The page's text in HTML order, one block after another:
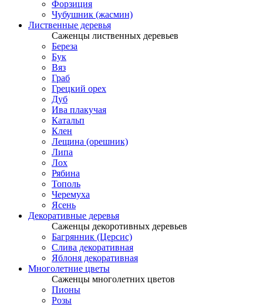
Форзиция
Чубушник (жасмин)
Лиственные деревья
Саженцы лиственных деревьев
Береза
Бук
Вяз
Граб
Грецкий орех
Дуб
Ива плакучая
Катальп
Клен
Лещина (орешник)
Липа
Лох
Рябина
Тополь
Черемуха
Ясень
Декоративные деревья
Саженцы декоротивных деревьев
Багрянник (Церсис)
Слива декоративная
Яблоня декоративная
Многолетние цветы
Саженцы многолетних цветов
Пионы
Розы